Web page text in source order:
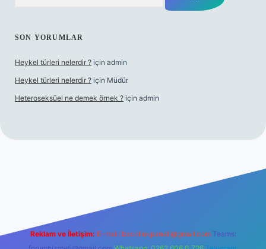
SON YORUMLAR
Heykel türleri nelerdir ? için admin
Heykel türleri nelerdir ? için Müdür
Heteroseksüel ne demek örnek ? için admin
Reklam ve İletişim: E-mail: backlinkpaneli@gmail.com Teams: